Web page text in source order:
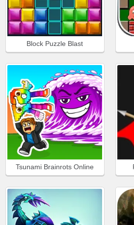
Block Puzzle Blast
Tsunami Brainrots Online